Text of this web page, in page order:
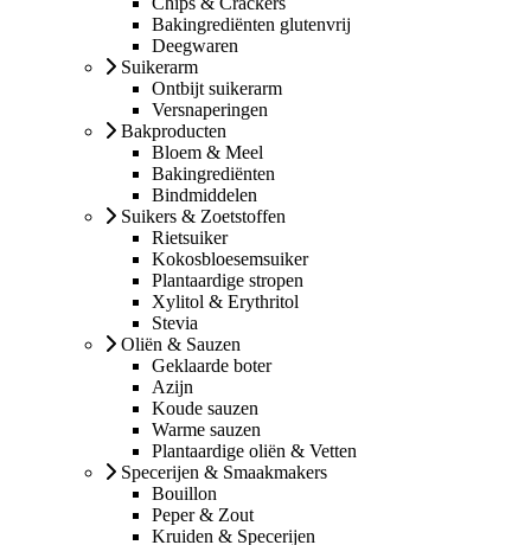
Bakingrediënten glutenvrij
Deegwaren
Suikerarm
Ontbijt suikerarm
Versnaperingen
Bakproducten
Bloem & Meel
Bakingrediënten
Bindmiddelen
Suikers & Zoetstoffen
Rietsuiker
Kokosbloesemsuiker
Plantaardige stropen
Xylitol & Erythritol
Stevia
Oliën & Sauzen
Geklaarde boter
Azijn
Koude sauzen
Warme sauzen
Plantaardige oliën & Vetten
Specerijen & Smaakmakers
Bouillon
Peper & Zout
Kruiden & Specerijen